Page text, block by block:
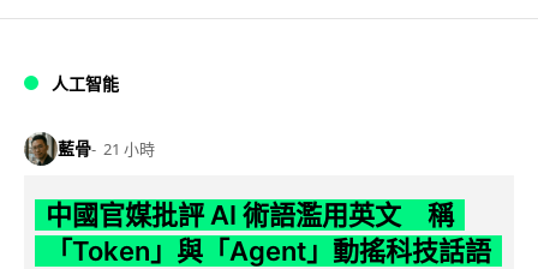
人工智能
藍骨 21 小時
中國官媒批評 AI 術語濫用英文 稱
「Token」與「Agent」動搖科技話語